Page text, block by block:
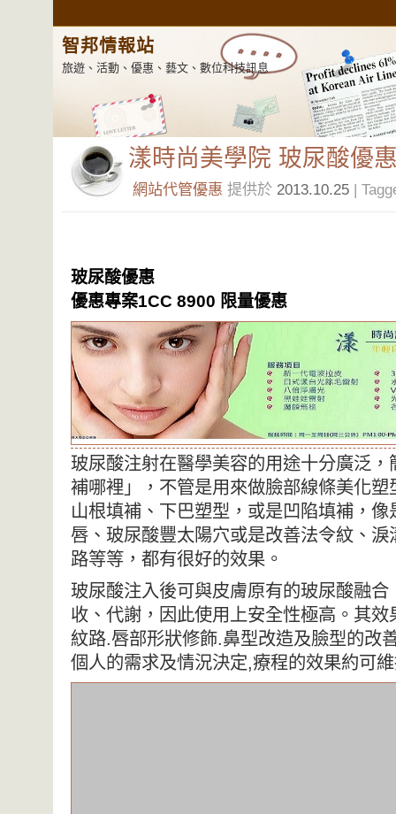
智邦情報站
旅遊、活動、優惠、藝文、數位科技訊息
漾時尚美學院 玻尿酸優
網站代管優惠 提供於 2013.10.25 |
玻尿酸優惠
優惠專案1CC 8900 限量優惠
玻尿酸注射在醫學美容的用途十分廣泛
補哪裡」，不管是用來做臉部線條美化
山根填補、下巴塑型，或是凹陷填補，
唇、玻尿酸豐太陽穴或是改善法令紋、
路等等，都有很好的效果。
玻尿酸注入後可與皮膚原有的玻尿酸融
收、代謝，因此使用上安全性極高。其
紋路.唇部形狀修飾.鼻型改造及臉型的改
個人的需求及情況決定,療程的效果約可